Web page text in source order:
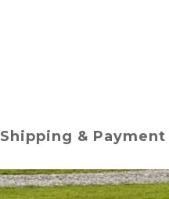
Shipping & Payment